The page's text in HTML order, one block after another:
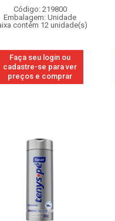
Código: 219800
Embalagem: Unidade
contém 12 unidade(s)
Faça seu login ou
cadastre-se para ver
preços e comprar